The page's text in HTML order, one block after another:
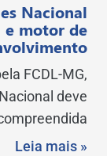
Nacional
e motor de
FCDL-MG,
deve
Leia mais »